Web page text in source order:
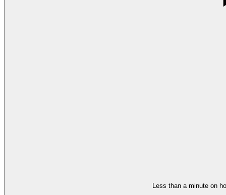
Less than a minute on